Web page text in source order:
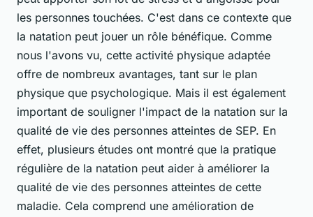
les personnes touchées. C'est dans ce contexte que
la natation peut jouer un rôle bénéfique. Comme
nous l'avons vu, cette activité physique adaptée
offre de nombreux avantages, tant sur le plan
physique que psychologique. Mais il est également
important de souligner l'impact de la natation sur la
qualité de vie des personnes atteintes de SEP. En
effet, plusieurs études ont montré que la pratique
régulière de la natation peut aider à améliorer la
qualité de vie des personnes atteintes de cette
maladie. Cela comprend une amélioration de